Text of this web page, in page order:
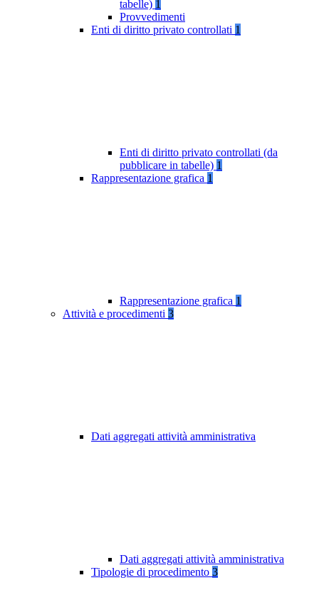
tabelle) 1
Provvedimenti
Enti di diritto privato controllati 1
Enti di diritto privato controllati (da
pubblicare in tabelle) 1
Rappresentazione grafica 1
Rappresentazione grafica 1
Attività e procedimenti 3
Dati aggregati attività amministrativa
Dati aggregati attività amministrativa
Tipologie di procedimento 3